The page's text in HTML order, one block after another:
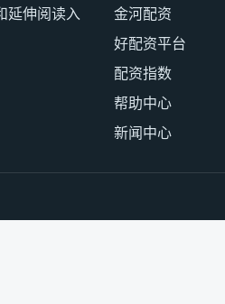
延伸阅读入
金河配资
好配资平台
配资指数
帮助中心
新闻中心